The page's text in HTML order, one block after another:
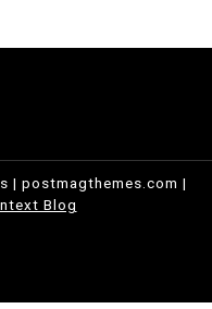
| postmagthemes.com |
Blog